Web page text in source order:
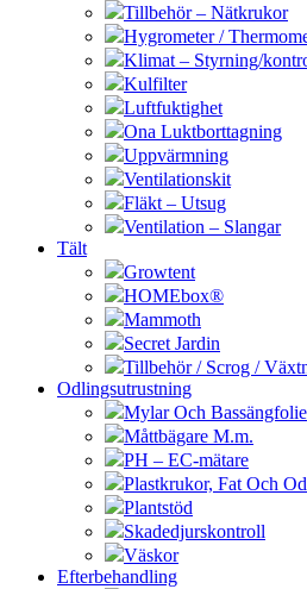
Tillbehör – Nätkrukor
Hygrometer /
Klimat – Styrning/
Kulfilter
Luftfuktighet
Ona Luktborttagning
Uppvärmning
Ventilationskit
Fläkt – Utsug
Ventilation – Slangar
Tält
Growtent
HOMEbox®
Mammoth
Secret Jardin
Tillbehör / Scrog /
Odlingsutrustning
Mylar Och Bassängfolie
Måttbägare M.m.
PH – EC-mätare
Plastkrukor, Fat Och
Plantstöd
Skadedjurskontroll
Väskor
Efterbehandling